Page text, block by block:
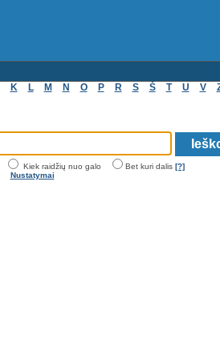
K L M N O P R S Š T U V
Kiek raidžių nuo galo Bet kuri dalis [?]
Nustatymai